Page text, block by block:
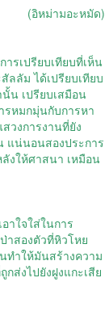
(อิหม่ามอะหมัด)
เปรียบเทียบที่เห็น
ลลัม ได้เปรียบเทียบ
น เปรียบเสมือน
รหมกมุ่นกับการหา
วงการงานที่ยัง
แน่นอนสองประการ
งให้ศาสนา เหมือน
าใจใส่ในการ
าสองตัวที่หิวโหย
ทำให้มันสร้างความ
ส่งไปยังฝูงแกะเสีย